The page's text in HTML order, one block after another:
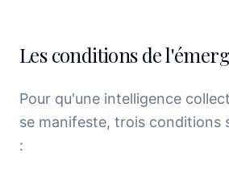
Les conditions de
Pour qu'une intelligence
se manifeste, trois conditions
: